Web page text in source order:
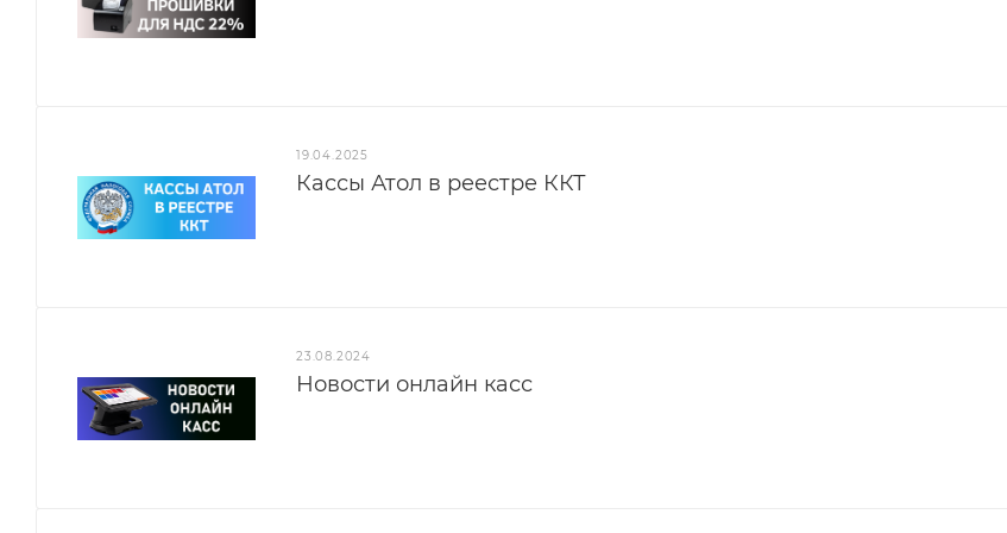
19.04.2025
Кассы Атол в реестре ККТ
23.08.2024
Новости онлайн касс